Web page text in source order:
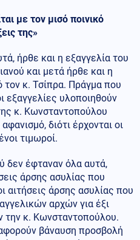
με τον μισό ποινικό
της»
ήρθε και η εξαγγελία του
και μετά ήρθε και η
τον κ. Τσίπρα. Πράγμα που
εξαγγελίες υλοποιηθούν
κ. Κωνσταντοπούλου
διότι έρχονται οι
τιμωροί.
δεν έφταναν όλα αυτά,
άρσης ασυλίας που
αιτήσεις άρσης ασυλίας που
αρχών για έξι
την κ. Κωνσταντοπούλου.
βάναυση προσβολή